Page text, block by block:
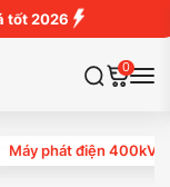
tốt 2026
0
Máy phát điện 400kVA